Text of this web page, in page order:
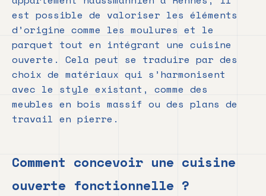
est possible de valoriser les éléments
d’origine comme les moulures et le
parquet tout en intégrant une cuisine
ouverte. Cela peut se traduire par des
choix de matériaux qui s’harmonisent
avec le style existant, comme des
meubles en bois massif ou des plans de
travail en pierre.
Comment concevoir une cuisine
ouverte fonctionnelle ?